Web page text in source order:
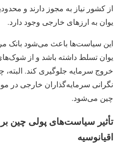
از کشور نیاز به مجوز دارند و
یوان به ارزهای خارجی وجود دارد.
این سیاست‌ها باعث می‌شود بانک
یوان تسلط داشته باشد و از
خروج سرمایه جلوگیری کند.
نگرانی سرمایه‌گذاران خارجی در
چین می‌شود.
تأثیر سیاست‌های پولی چین
اقیانوسیه